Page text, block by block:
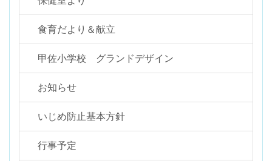
食育だより＆献立
甲佐小学校 グランドデザイン
お知らせ
いじめ防止基本方針
行事予定